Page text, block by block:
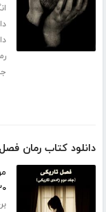
دانلود کتاب رمان